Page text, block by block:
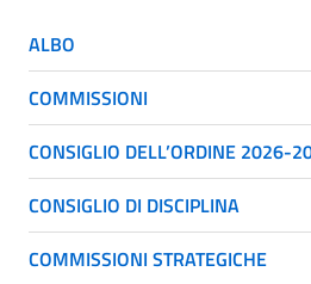
ALBO
COMMISSIONI
CONSIGLIO DELL’ORDINE 2026-
CONSIGLIO DI DISCIPLINA
COMMISSIONI STRATEGICHE